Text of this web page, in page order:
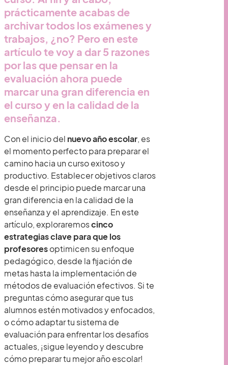
prácticamente acabas de
archivar todos los exámenes y
trabajos, ¿no? Pero en este
artículo te voy a dar 5 razones
por las que pensar en la
evaluación ahora puede
marcar una gran diferencia en
el curso y en la calidad de la
enseñanza.
Con el inicio del nuevo año escolar, es
el momento perfecto para preparar el
camino hacia un curso exitoso y
productivo. Establecer objetivos claros
desde el principio puede marcar una
gran diferencia en la calidad de la
enseñanza y el aprendizaje. En este
artículo, exploraremoscinco
estrategias clave para que los
profesoresoptimicen su enfoque
pedagógico, desde la fijación de
metas hasta la implementación de
métodos de evaluación efectivos. Si te
preguntas cómo asegurar que tus
alumnos estén motivados y enfocados,
o cómo adaptar tu sistema de
evaluación para enfrentar los desafíos
actuales, ¡sigue leyendo y descubre
cómo preparar tu mejor año escolar!